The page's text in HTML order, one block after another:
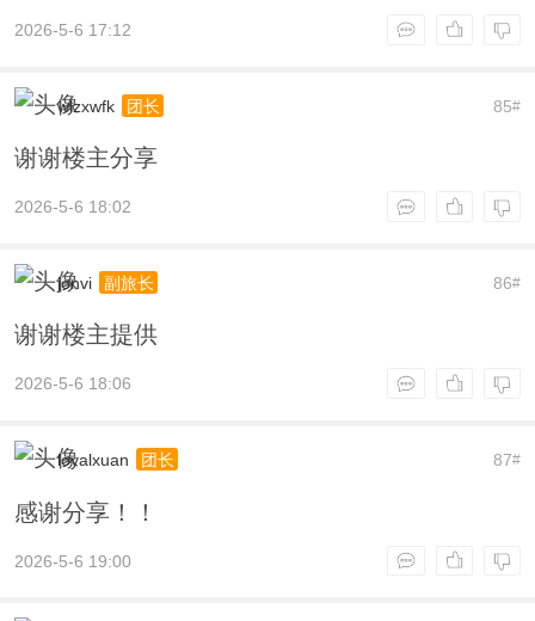
2026-5-6 17:12
85#
wlzxwfk 团长
谢谢楼主分享
2026-5-6 18:02
86#
jonvi 副旅长
谢谢楼主提供
2026-5-6 18:06
87#
loyalxuan 团长
感谢分享！！
2026-5-6 19:00